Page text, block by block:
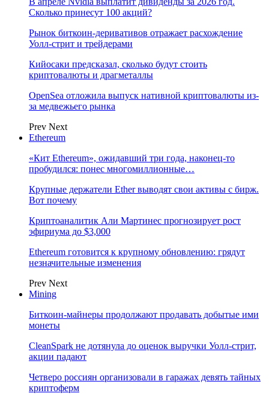
Сколько принесут 100 акций?
Рынок биткоин-деривативов отражает расхождение
Уолл-стрит и трейдерами
Кийосаки предсказал, сколько будут стоить
криптовалюты и драгметаллы
OpenSea отложила выпуск нативной криптовалюты из-
за медвежьего рынка
Prev Next
Ethereum
«Кит Ethereum», ожидавший три года, наконец-то
пробудился: понес многомиллионные…
Крупные держатели Ether выводят свои активы с бирж.
Вот почему
Криптоаналитик Али Мартинес прогнозирует рост
эфириума до $3,000
Ethereum готовится к крупному обновлению: грядут
незначительные изменения
Prev Next
Mining
Биткоин-майнеры продолжают продавать добытые ими
монеты
CleanSpark не дотянула до оценок выручки Уолл-стрит,
акции падают
Четверо россиян организовали в гаражах девять тайных
криптоферм